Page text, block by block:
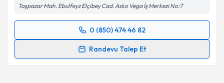
Taşpazar Mah. Ebulfeyz Elçibey Cad. Asko Vega İş Merkezi No:7
0 (850) 474 46 82
Randevu Talep Et
Randevu Takvimi Talebi